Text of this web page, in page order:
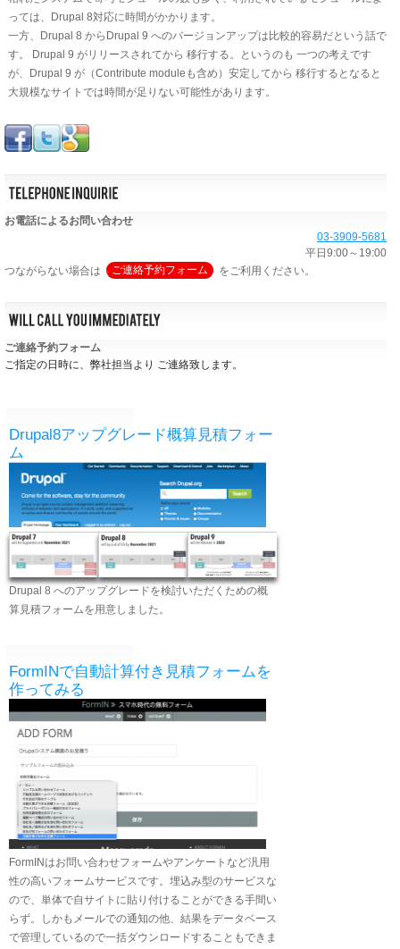
っては、Drupal 8対応に時間がかかります。
​一方、Drupal 8 からDrupal 9 へのバージョンアップは比較的容易だという話で
す。 Drupal 9 がリリースされてから 移行する。というのも 一つの考えです
が、Drupal 9 が（Contribute moduleも含め）安定してから 移行するとなると
大規模なサイトでは時間が足りない可能性があります。
お電話によるお問い合わせ
03-3909-5681
平日9:00～19:00
つながらない場合は
ご連絡予約フォーム をご利用ください。
ご連絡予約フォーム
ご指定の日時に、弊社担当より ご連絡致します。
Drupal8アップグレード概算見積フォー
ム
Drupal 8 へのアップグレードを検討いただくための概
算見積フォームを用意しました。
FormINで自動計算付き見積フォームを
作ってみる
FormINはお問い合わせフォームやアンケートなど汎用
性の高いフォームサービスです。埋込み型のサービスな
ので、単体で自サイトに貼り付けることができる手間い
らず。しかもメールでの通知の他、結果をデータベース
で管理しているので一括ダウンロードすることもできま